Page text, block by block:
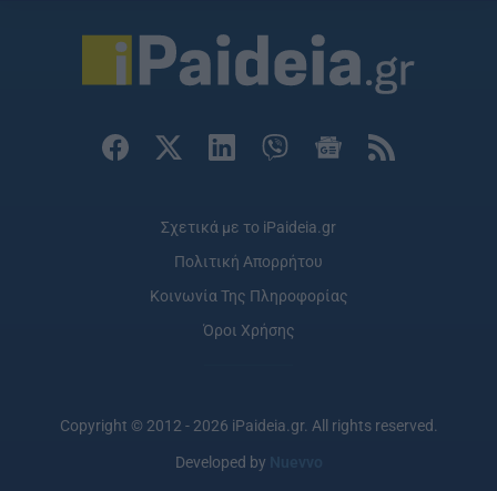
Σχετικά με το iPaideia.gr
Πολιτική Απορρήτου
Κοινωνία Της Πληροφορίας
Όροι Χρήσης
Copyright © 2012 - 2026 iPaideia.gr. All rights reserved.
Developed by